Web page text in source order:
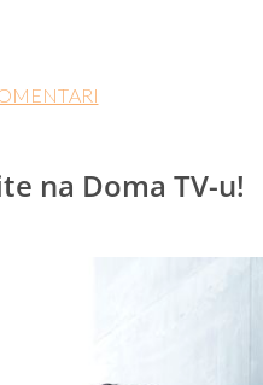
na Doma TV-u!